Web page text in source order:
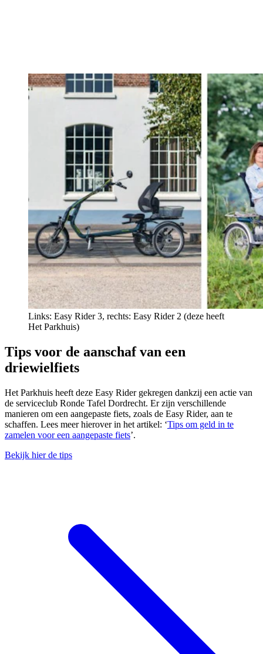
Links: Easy Rider 3, rechts: Easy Rider 2 (deze heeft
Het Parkhuis)
Tips voor de aanschaf van een
driewielfiets
Het Parkhuis heeft deze Easy Rider gekregen dankzij een actie van
de serviceclub Ronde Tafel Dordrecht. Er zijn verschillende
manieren om een aangepaste fiets, zoals de Easy Rider, aan te
schaffen. Lees meer hierover in het artikel: ‘Tips om geld in te
zamelen voor een aangepaste fiets’.
Bekijk hier de tips